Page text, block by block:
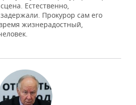
Естественно,
Прокурор сам его
жизнерадостный,